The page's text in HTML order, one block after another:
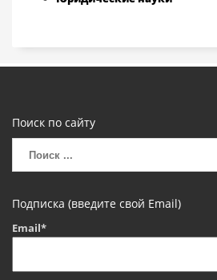
Поиск по сайту
Подписка (введите свой Email)
Email*